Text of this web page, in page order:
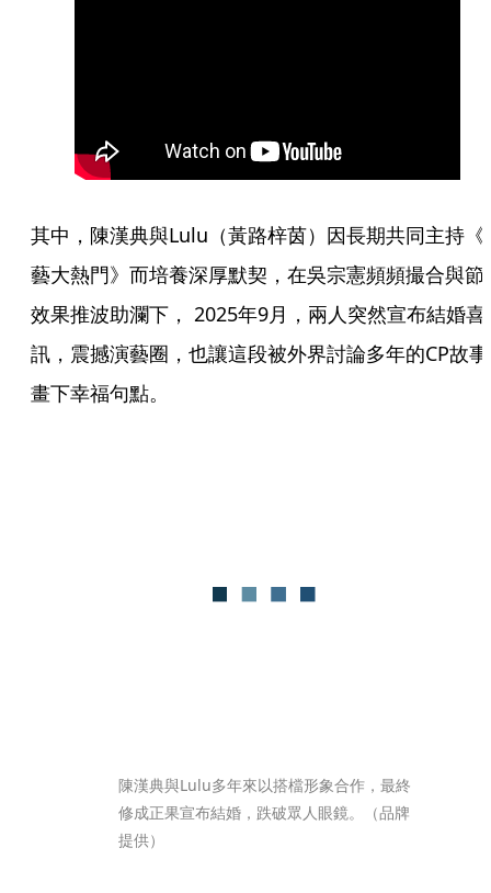
其中，陳漢典與Lulu（黃路梓茵）因長期共同主持《
藝大熱門》而培養深厚默契，在吳宗憲頻頻撮合與節
效果推波助瀾下， 2025年9月，兩人突然宣布結婚喜
訊，震撼演藝圈，也讓這段被外界討論多年的CP故事
畫下幸福句點。
陳漢典與Lulu多年來以搭檔形象合作，最終
修成正果宣布結婚，跌破眾人眼鏡。（品牌
提供）